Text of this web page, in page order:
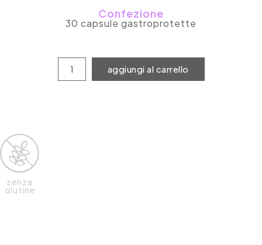
Confezione
30 capsule gastroprotette
aggiungi al carrello
senza
glutine